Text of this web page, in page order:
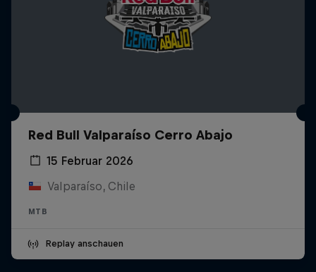
Red Bull Valparaíso Cerro Abajo
15 Februar 2026
Valparaíso, Chile
MTB
Replay anschauen